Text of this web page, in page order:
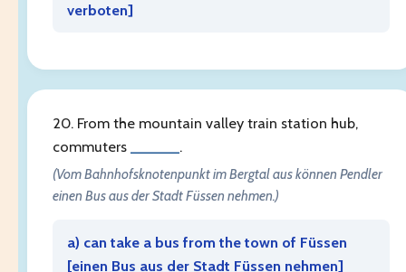
verboten]
20. From the mountain valley train station hub,
commuters
.
(Vom Bahnhofsknotenpunkt im Bergtal aus können Pendler
einen Bus aus der Stadt Füssen nehmen.)
a) can take a bus from the town of Füssen
[einen Bus aus der Stadt Füssen nehmen]